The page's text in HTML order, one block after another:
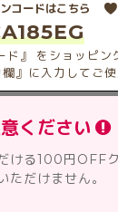
コードはこちら
ド』 をショッピン
欄』に入力してご
ください
ける100円OFF
だけません。